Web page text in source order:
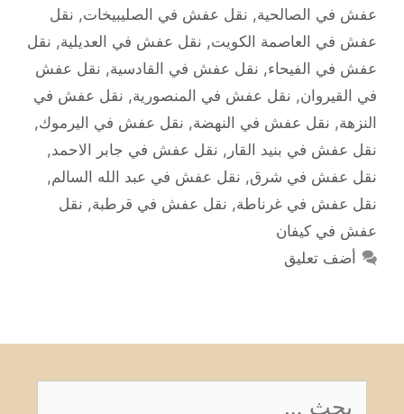
عفش في الصالحية, نقل عفش في الصليبيخات, نقل
عفش في العاصمة الكويت, نقل عفش في العديلية, نقل
عفش في الفيحاء, نقل عفش في القادسية, نقل عفش
في القيروان, نقل عفش في المنصورية, نقل عفش في
النزهة, نقل عفش في النهضة, نقل عفش في اليرموك,
نقل عفش في بنيد القار , نقل عفش في جابر الاحمد,
نقل عفش في شرق, نقل عفش في عبد الله السالم,
نقل عفش في غرناطة, نقل عفش في قرطبة, نقل
عفش في كيفان
أضف تعليق